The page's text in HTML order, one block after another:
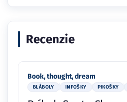
Recenzie
Book, thought, dream
BLÁBOLY INFOŠKY PIKOŠKY